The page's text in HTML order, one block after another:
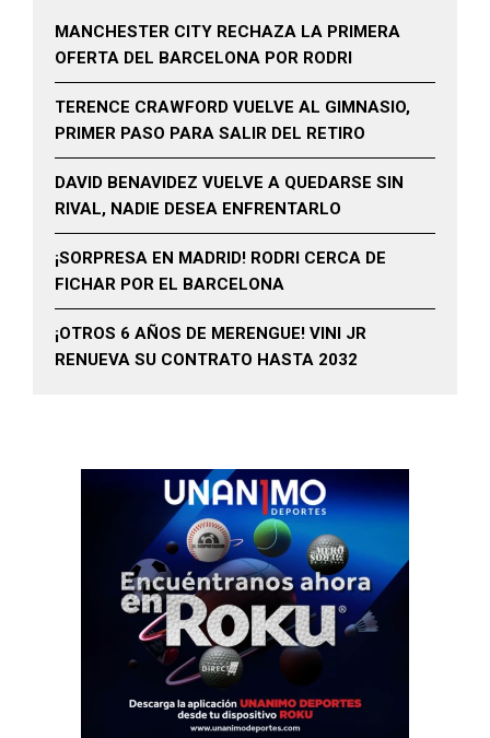
MANCHESTER CITY RECHAZA LA PRIMERA
OFERTA DEL BARCELONA POR RODRI
TERENCE CRAWFORD VUELVE AL GIMNASIO,
PRIMER PASO PARA SALIR DEL RETIRO
DAVID BENAVIDEZ VUELVE A QUEDARSE SIN
RIVAL, NADIE DESEA ENFRENTARLO
¡SORPRESA EN MADRID! RODRI CERCA DE
FICHAR POR EL BARCELONA
¡OTROS 6 AÑOS DE MERENGUE! VINI JR
RENUEVA SU CONTRATO HASTA 2032